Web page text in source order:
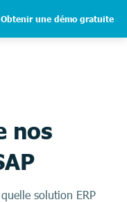
Obtenir une démo gratuite
nos
solution ERP